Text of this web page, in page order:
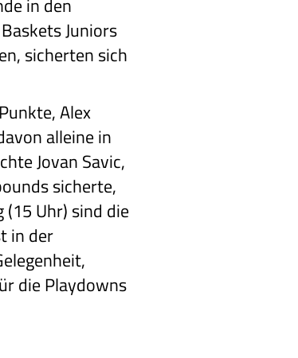
in den
Juniors
sicherten sich
Alex
alleine in
Jovan Savic,
sicherte,
Uhr) sind die
in der
die Playdowns